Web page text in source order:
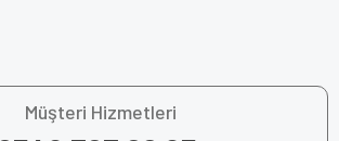
Müşteri Hizmetleri